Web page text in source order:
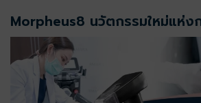
Morpheus8 นวัตกรรมใหม่แห่